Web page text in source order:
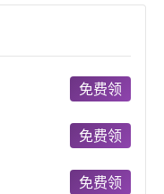
商注册
商案例
免费领
免费领
免费领